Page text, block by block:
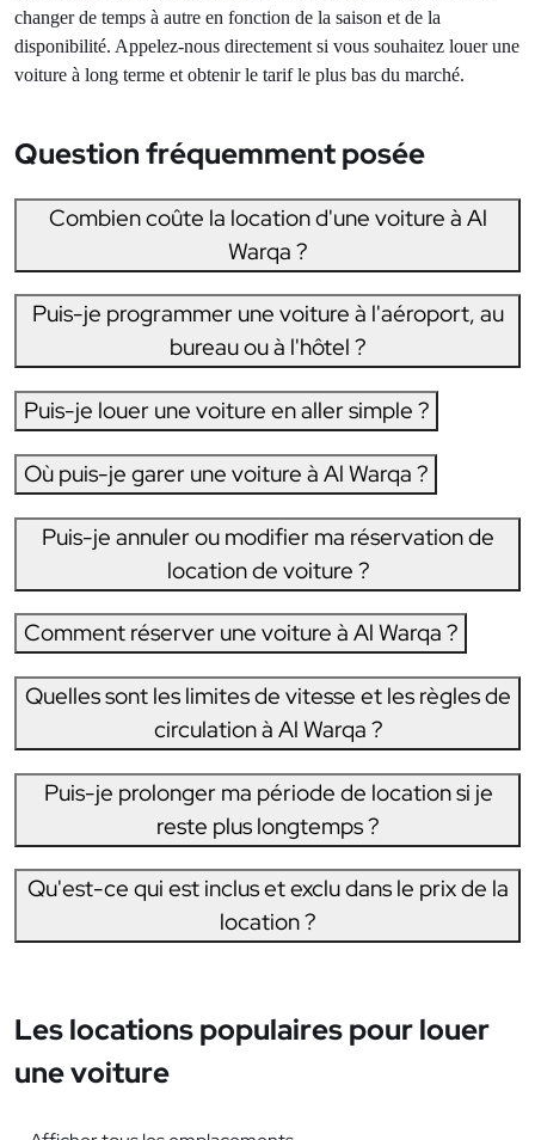
changer de temps à autre en fonction de la saison et de la
disponibilité. Appelez-nous directement si vous souhaitez louer une
voiture à long terme et obtenir le tarif le plus bas du marché.
Question fréquemment posée
Combien coûte la location d'une voiture à Al
Warqa ?
Puis-je programmer une voiture à l'aéroport, au
bureau ou à l'hôtel ?
Puis-je louer une voiture en aller simple ?
Où puis-je garer une voiture à Al Warqa ?
Puis-je annuler ou modifier ma réservation de
location de voiture ?
Comment réserver une voiture à Al Warqa ?
Quelles sont les limites de vitesse et les règles de
circulation à Al Warqa ?
Puis-je prolonger ma période de location si je
reste plus longtemps ?
Qu'est-ce qui est inclus et exclu dans le prix de la
location ?
Les locations populaires pour louer
une voiture